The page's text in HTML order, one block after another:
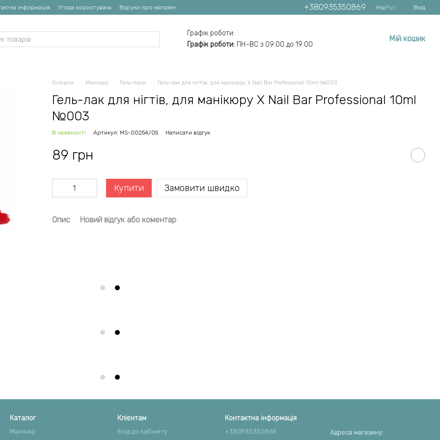
інформація Угода користувача Відгуки про магазин +380935350869 УкрРус Вхід
Графік роботи:
Графік роботи: ПН–ВС з 09:00 до 19:00
Мій кошик
Головна Манікюр Гель-лаки Гель-лак для нігтів, для манікюру X Nail Bar Professional 10ml №003
Гель-лак для нігтів, для манікюру X Nail Bar Professional 10ml
№003
В наявності Артикул: MS-00254/05 Написати відгук
89 грн
Купити Замовити швидко
Опис Новий відгук або коментар
Каталог
Манікюр
Клієнтам
Вхід до кабінету
Контактна інформація
+380935350869
Адреса магазину: